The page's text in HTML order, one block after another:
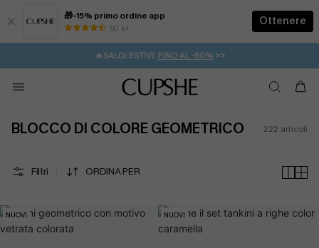
🎁-15% primo ordine app
50 k+
Ottenere
⚡️-15% SUGLI ESSENZIALI DA VACANZA | ACQUISTA
🔥SALDI ESTIVI: FINO AL -50%>>
🚚SPEDIZIONE GRATUITA DA 49€
💌REGALO PER I NUOVI: 20% DI SCONTO*
BLOCCO DI COLORE GEOMETRICO 222 articoli
Filtri ORDINA PER
NUOVI NUOVI